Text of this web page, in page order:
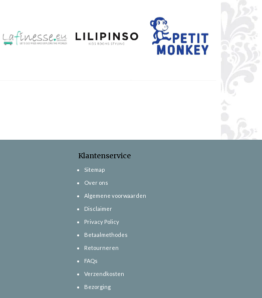
Klantenservice
Sitemap
Over ons
Algemene voorwaarden
Disclaimer
Privacy Policy
Betaalmethodes
Retourneren
FAQs
Verzendkosten
Bezorging